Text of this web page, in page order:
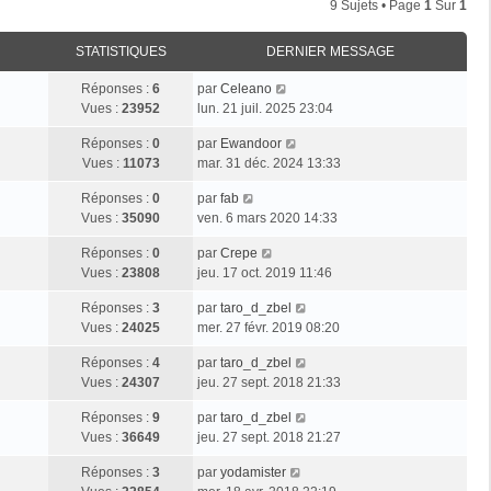
9 Sujets • Page 1 Sur 1
STATISTIQUES DERNIER MESSAGE
Réponses : 6
Vues : 23952
par Celeano
lun. 21 juil. 2025 23:04
Réponses : 0
Vues : 11073
par Ewandoor
mar. 31 déc. 2024 13:33
Réponses : 0
Vues : 35090
par fab
ven. 6 mars 2020 14:33
Réponses : 0
Vues : 23808
par Crepe
jeu. 17 oct. 2019 11:46
Réponses : 3
Vues : 24025
par taro_d_zbel
mer. 27 févr. 2019 08:20
Réponses : 4
Vues : 24307
par taro_d_zbel
jeu. 27 sept. 2018 21:33
Réponses : 9
Vues : 36649
par taro_d_zbel
jeu. 27 sept. 2018 21:27
Réponses : 3
par yodamister